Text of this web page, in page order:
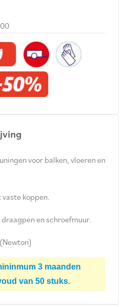
voor balken, vloeren en
koppen.
en schroefmuur.
3 maanden
van 50 stuks.